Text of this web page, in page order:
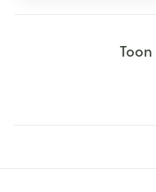
Toon